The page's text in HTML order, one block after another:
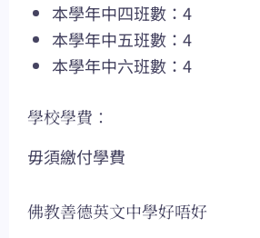
本學年中四班數：4
本學年中五班數：4
本學年中六班數：4
學校學費：
毋須繳付學費
佛教善德英文中學好唔好